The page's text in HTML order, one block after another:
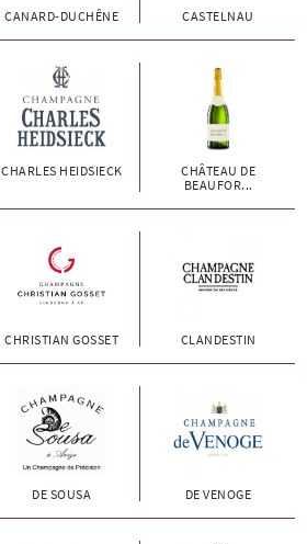
CANARD-DUCHÊNE CASTELNAU
CHARLES HEIDSIECK
CHÂTEAU DE
BEAUFOR...
CHRISTIAN GOSSET CLANDESTIN
DE SOUSA DE VENOGE